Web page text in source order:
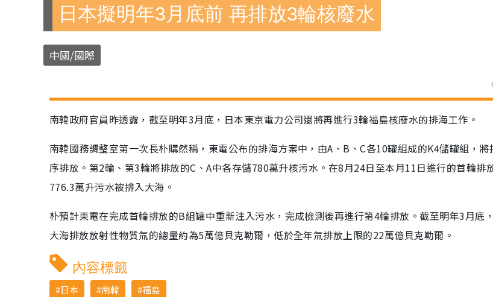
日本擬明年3月底前 再排放3輪核廢水
中國/國際
南韓政府官員昨透露，截至明年3月底，日本東京電力公司還將再進行3輪福島核廢水的排海工作。
南韓國務調整室第一次長朴購然稱，東電公布的排海方案中，由A、B、C各10罐組成的K4儲罐組，將
序排放。第2輪、第3輪將排放的C、A中各存儲780萬升核污水。在8月24日至本月11日進行的首輪排
776.3萬升污水被排入大海。
朴預計東電在完成首輪排放的B組罐中重新注入污水，完成檢測後再進行第4輪排放。截至明年3月底
大海排放放射性物質氚的總量約為5萬億貝克勒爾，低於全年氚排放上限的22萬億貝克勒爾。
內容標籤
日本 南韓 福島